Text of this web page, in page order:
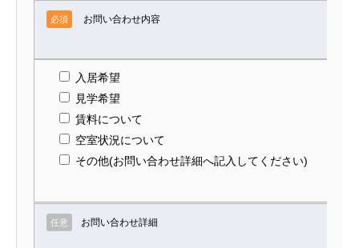
必須 お問い合わせ内容
入居希望
見学希望
賃料について
空室状況について
その他(お問い合わせ詳細へ記入してください)
任意 お問い合わせ詳細